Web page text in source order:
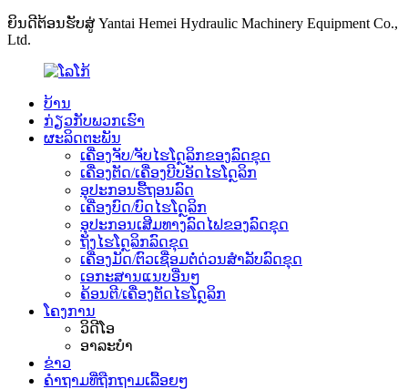
ຍິນດີຕ້ອນຮັບສູ່ Yantai Hemei Hydraulic Machinery Equipment Co.,
Ltd.
ບ້ານ
ກ່ຽວກັບພວກເຮົາ
ຜະລິດຕະພັນ
ເຄື່ອງຈັບ/ຈັບໄຮໂດຼລິກຂອງລົດຂຸດ
ເຄື່ອງຕັດ/ເຄື່ອງບີບອັດໄຮໂດຼລິກ
ອຸປະກອນຮື້ຖອນລົດ
ເຄື່ອງບົດ/ບົດໄຮໂດຼລິກ
ອຸປະກອນເສີມທາງລົດໄຟຂອງລົດຂຸດ
ຖັງໄຮໂດຼລິກລົດຂຸດ
ເຄື່ອງມັດ/ຕົວເຊື່ອມຕໍ່ດ່ວນສຳລັບລົດຂຸດ
ເອກະສານແນບອື່ນໆ
ຄ້ອນຕີ/ເຄື່ອງຕັດໄຮໂດຼລິກ
ໂຄງການ
ວິດີໂອ
ອາລະບໍາ
ຂ່າວ
ຄຳຖາມທີ່ຖືກຖາມເລື້ອຍໆ